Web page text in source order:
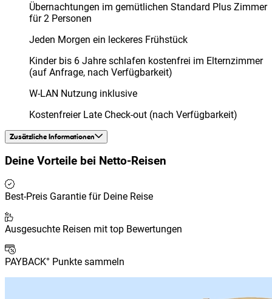
Übernachtungen im gemütlichen Standard Plus Zimmer
für 2 Personen
Jeden Morgen ein leckeres Frühstück
Kinder bis 6 Jahre schlafen kostenfrei im Elternzimmer
(auf Anfrage, nach Verfügbarkeit)
W-LAN Nutzung inklusive
Kostenfreier Late Check-out (nach Verfügbarkeit)
Zusätzliche Informationen
Deine Vorteile bei Netto-Reisen
Best-Preis Garantie für Deine Reise
Ausgesuchte Reisen mit top Bewertungen
PAYBACK° Punkte sammeln